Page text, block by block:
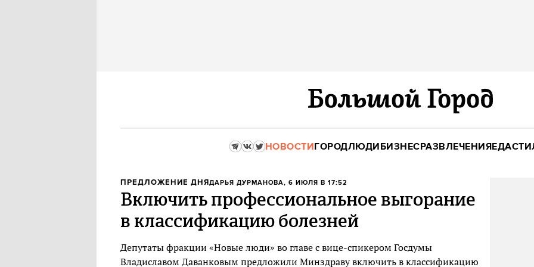
НОВОСТИГОРОДЛЮДИБИЗНЕСРАЗВЛЕЧЕНИЯЕДА
ПРЕДЛОЖЕНИЕ ДНЯДАРЬЯ ДУРМАНОВА, 6 ИЮЛЯ В 17:52
Включить профессиональное выгорание
в классификацию болезней
Депутаты фракции «Новые люди» во главе с вице-спикером Госдумы
Владиславом Даванковым предложили Минздраву включить в классификацию